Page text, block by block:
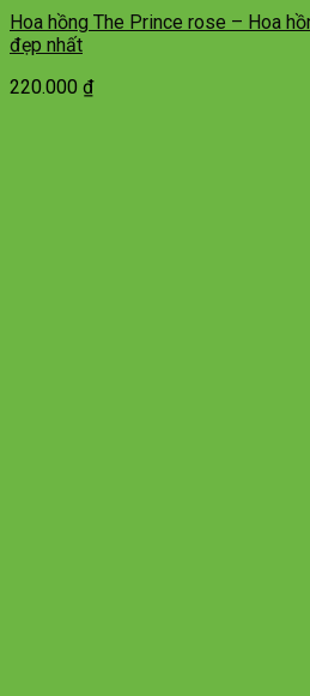
Hoa hồng The Prince rose – Hoa
đẹp nhất
220.000 ₫